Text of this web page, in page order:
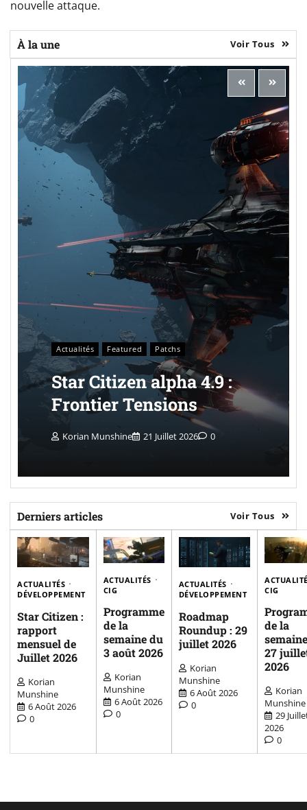
nouvelle attaque.
À la une Voir Tous
Actualités Featured Patchs
Star Citizen alpha 4.9 :
Frontier Tensions
Korian Munshine 21 Juillet 2026 0
Derniers articles Voir Tous
ACTUALITÉS
DÉVELOPPEMENT
Star Citizen :
rapport
mensuel de
Juillet 2026
Korian
Munshine
6 Août 2026
0
ACTUALITÉS
CIG
Programme
de la
semaine du
3 août 2026
Korian
Munshine
6 Août 2026
0
ACTUALITÉS
DÉVELOPPEMENT
Roadmap
Roundup : 29
juillet 2026
Korian
Munshine
6 Août 2026
0
CIG
de la
27
2026
Korian
Munshine
29
2026
0